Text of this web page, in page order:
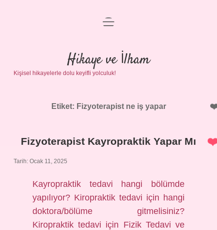
Anasayfa
Gizlilik Politikası
Yasal Uyarı
menüyü
Hikaye ve İlham
Kişisel hikayelerle dolu keyifli yolculuk!
Etiket: Fizyoterapist ne iş yapar
Fizyoterapist Kayropraktik Yapar Mı
Tarih: Ocak 11, 2025
Kayropraktik tedavi hangi bölümde
yapılıyor? Kiropraktik tedavi için hangi
doktora/bölüme gitmelisiniz?
Kiropraktik tedavi için Fizik Tedavi ve